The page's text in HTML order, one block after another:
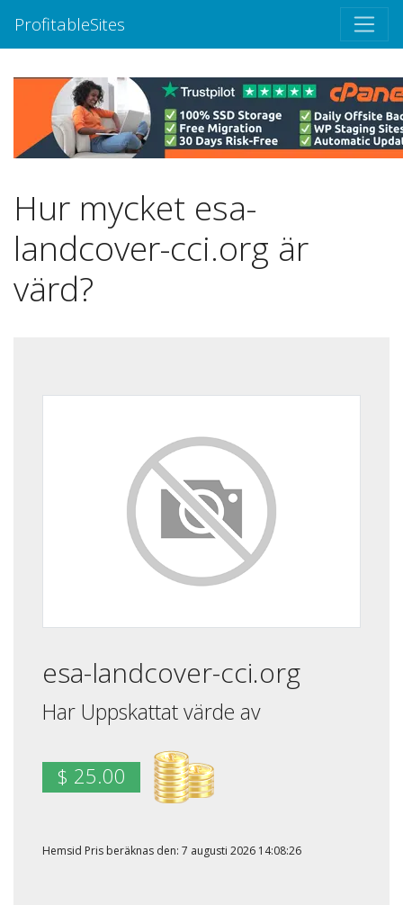
ProfitableSites
Hur mycket esa-
landcover-cci.org är
värd?
esa-landcover-cci.org
Har Uppskattat värde av
$ 25.00
Hemsid Pris beräknas den: 7 augusti 2026 14:08:26